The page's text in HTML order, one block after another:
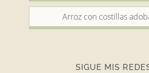
Arroz con costillas
SIGUE MIS